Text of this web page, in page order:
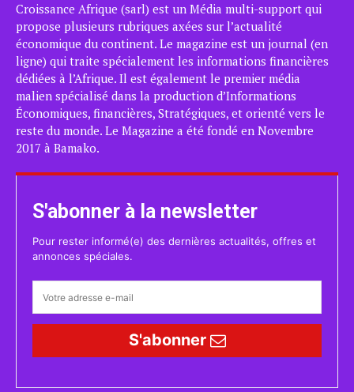
Croissance Afrique (sarl) est un Média multi-support qui
propose plusieurs rubriques axées sur l’actualité
économique du continent. Le magazine est un journal (en
ligne) qui traite spécialement les informations financières
dédiées à l’Afrique. Il est également le premier média
malien spécialisé dans la production d’Informations
Économiques, financières, Stratégiques, et orienté vers le
reste du monde. Le Magazine a été fondé en Novembre
2017 à Bamako.
S'abonner à la newsletter
Pour rester informé(e) des dernières actualités, offres et
annonces spéciales.
S'abonner